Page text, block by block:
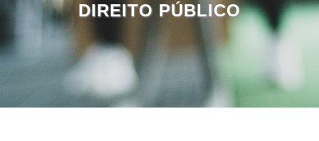
DIREITO PÚBLICO